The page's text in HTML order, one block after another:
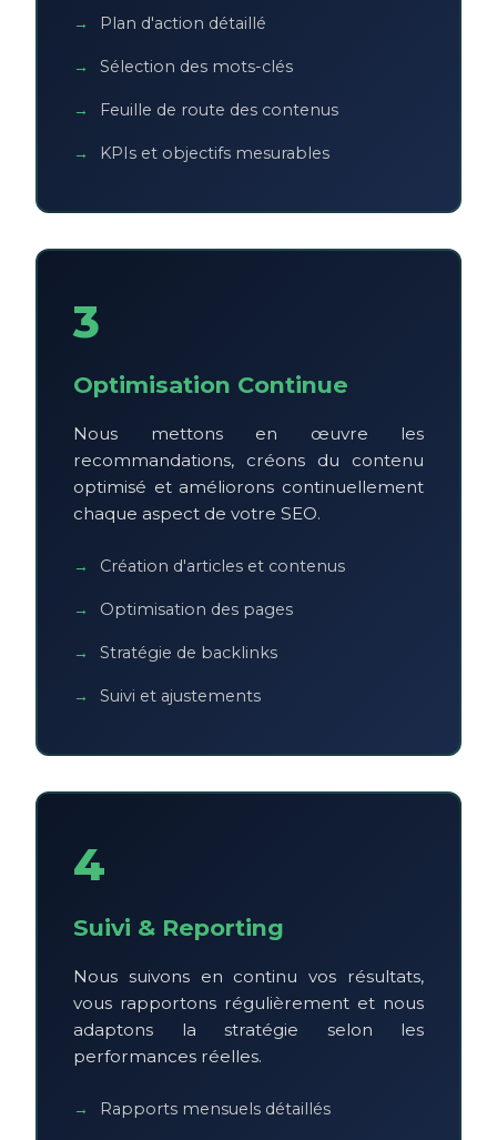
Plan d'action détaillé
Sélection des mots-clés
Feuille de route des contenus
KPIs et objectifs mesurables
3
Optimisation Continue
Nous mettons en œuvre les
recommandations, créons du contenu
optimisé et améliorons continuellement
chaque aspect de votre SEO.
Création d'articles et contenus
Optimisation des pages
Stratégie de backlinks
Suivi et ajustements
4
Suivi & Reporting
Nous suivons en continu vos résultats,
vous rapportons régulièrement et nous
adaptons la stratégie selon les
performances réelles.
Rapports mensuels détaillés